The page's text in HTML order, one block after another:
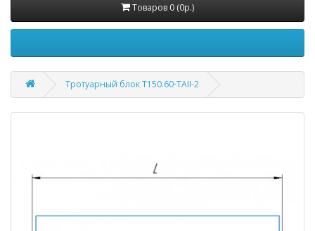
Товаров 0 (0р.)
Тротуарный блок Т150.60-TAII-2